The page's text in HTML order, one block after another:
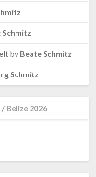
Schmitz
by Beate Schmitz
Schmitz
Belize 2026